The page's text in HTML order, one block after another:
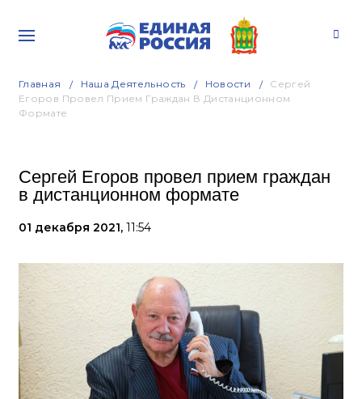
Главная Наша Деятельность Новости
Сергей
Егоров Провел Прием Граждан В Дистанционном
Формате
Сергей Егоров провел прием граждан
в дистанционном формате
01 декабря 2021, 11:54